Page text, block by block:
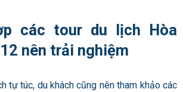
các tour du lịch Hòa
nên trải nghiệm
tự túc, du khách cũng nên tham khảo các